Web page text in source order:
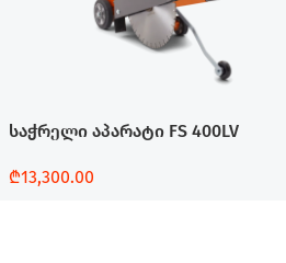
საჭრელი აპარატი FS 400LV
₾13,300.00